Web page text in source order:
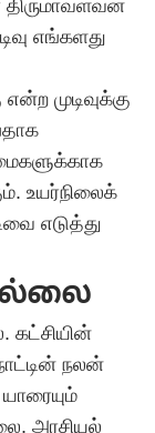
திருமாவளவன்
எங்களது
முடிவுக்கு
உயர்நிலைக்
எடுத்து
கட்சியின்
நலன்
அரசியல்